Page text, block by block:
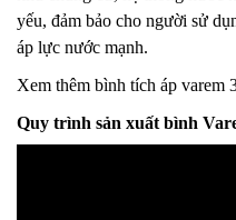
yếu, đảm bảo cho người sử
áp lực nước mạnh.
Xem thêm bình tích áp varem
Quy trình sản xuất bình